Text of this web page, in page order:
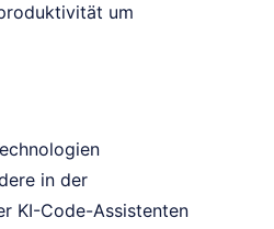
um
in der
KI-Code-Assistenten